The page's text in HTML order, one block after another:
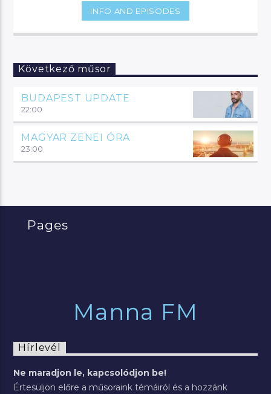
INFO AND EPISODES
Következő műsor
BUDAPEST UPDATE
22:00
MAGYAR ZENEI ÓRA
23:00
Pages
Manna FM
Hírlevél
Ne maradjon le, kapcsolódjon be!
Értesüljön előre a műsoraink témáiról és a hozzánk